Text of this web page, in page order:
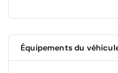
Équipements du